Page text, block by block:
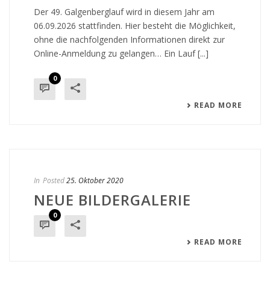
Der 49. Galgenberglauf wird in diesem Jahr am
06.09.2026 stattfinden. Hier besteht die Möglichkeit,
ohne die nachfolgenden Informationen direkt zur
Online-Anmeldung zu gelangen… Ein Lauf [...]
0
READ MORE
In Posted25. Oktober 2020
NEUE BILDERGALERIE
0
READ MORE